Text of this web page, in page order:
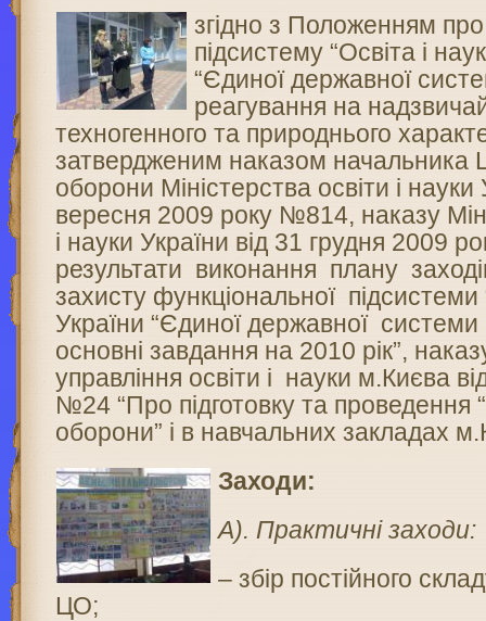
згідно з Положенням
підсистему “Освіта і
“Єдиної державної
реагування на
техногенного та природнього
затвердженим наказом начальника
оборони Міністерства освіти і науки
вересня 2009 року №814, наказу
і науки України від 31 грудня 2009
результати виконання плану
захисту функціональної підсистеми
України “Єдиної державної системи
основні завдання на 2010 рік”,
управління освіти і науки м.Києва
№24 “Про підготовку та проведення
оборони” і в навчальних закладах
Заходи:
А). Практичні заходи:
– збір постійного
ЦО;